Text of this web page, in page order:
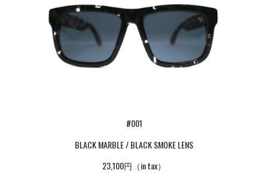
#001
BLACK MARBLE / BLACK SMOKE LENS
23,100円（in tax）